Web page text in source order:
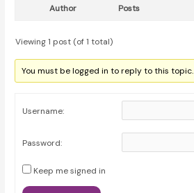
Author Posts
Viewing 1 post (of 1 total)
You must be logged in to reply to this topic.
Username:
Password:
Keep me signed in